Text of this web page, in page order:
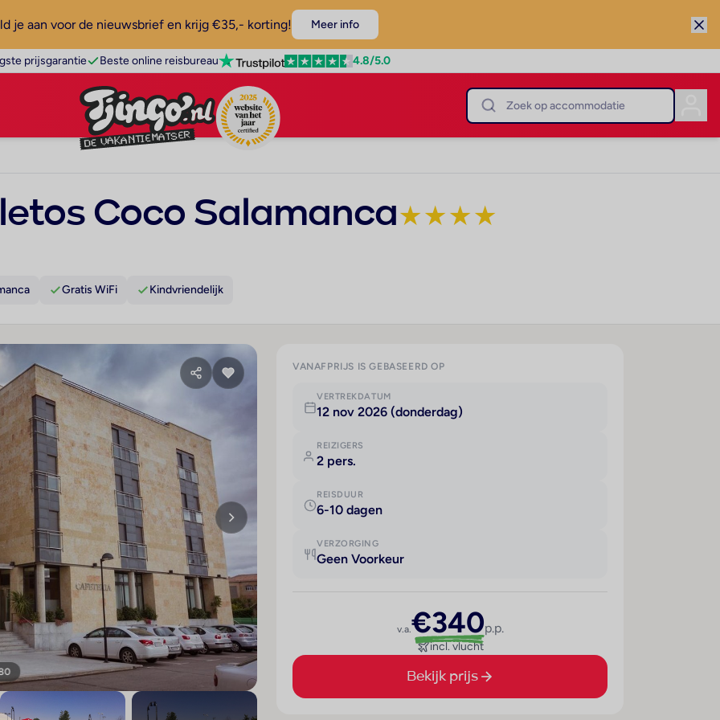
je aan voor de nieuwsbrief en krijg €35,- korting! Meer info
prijsgarantie Beste online reisbureau 4.8/5.0
Coco Salamanca★★★★
Gratis WiFi Kindvriendelijk
VANAFPRIJS IS GEBASEERD OP
VERTREKDATUM
12 nov 2026 (donderdag)
REIZIGERS
2 pers.
REISDUUR
6-10 dagen
VERZORGING
Geen Voorkeur
v.a.€340p.p.
incl. vlucht
Bekijk prijs